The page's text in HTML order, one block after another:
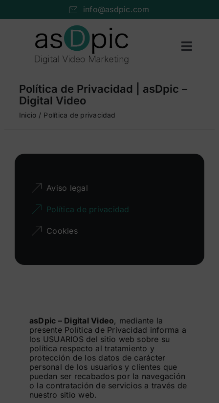
info@asdpic.com
Toggle
Producción audiovisual
Vídeo streaming
Nosotros
Cuéntanos…
Buscar:
Política de Privacidad | asDpic –
Digital Video
Inicio Política de privacidad
Aviso legal
Política de privacidad
Cookies
asDpic – Digital Video, mediante la
presente Política de Privacidad informa a
los USUARIOS del sitio web sobre su
política respecto al tratamiento y
protección de los datos de carácter
personal de los usuarios y clientes que
puedan ser recabados por la navegación
o la contratación de servicios a través de
nuestro sitio web.